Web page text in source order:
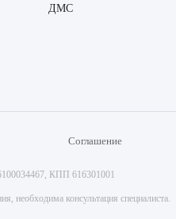
ДМС
Соглашение
КПП 616301001
необходима консультация специалиста.